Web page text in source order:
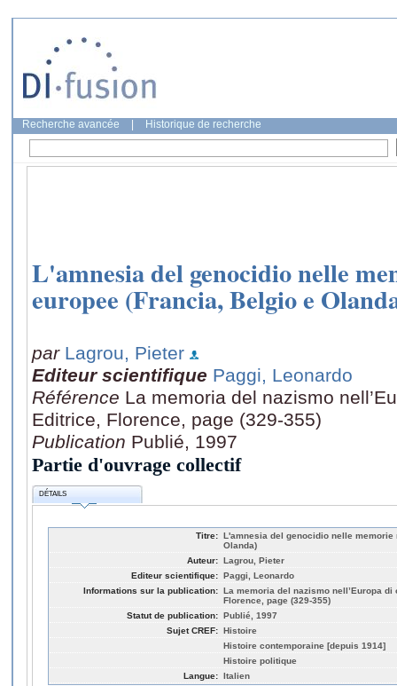
Recherche avancée Historique de recherche
L'amnesia del genocidio nelle
europee (Francia, Belgio e
par Lagrou, Pieter
Editeur scientifique Paggi, Leonardo
Référence La memoria del nazismo
Editrice, Florence, page (329-355)
Publication Publié, 1997
Partie d'ouvrage collectif
DÉTAILS
Titre: L'amnesia del genocidio nelle
Olanda)
Auteur: Lagrou, Pieter
Editeur scientifique: Paggi, Leonardo
Informations sur la publication: La memoria del nazismo nell’Europa
Florence, page (329-355)
Statut de publication: Publié, 1997
Sujet CREF: Histoire
Histoire contemporaine [depuis 1914]
Histoire politique
Langue: Italien